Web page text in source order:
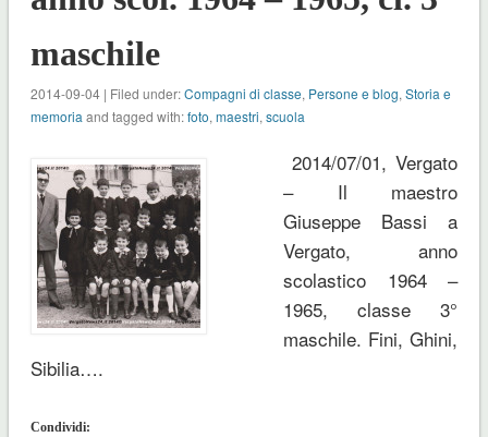
maschile
2014-09-04 | Filed under:Compagni di classe, Persone e blog, Storia e
memoria and tagged with:foto, maestri, scuola
2014/07/01, Vergato
– Il maestro
Giuseppe Bassi a
Vergato, anno
scolastico 1964 –
1965, classe 3°
maschile. Fini, Ghini,
Sibilia….
Condividi: